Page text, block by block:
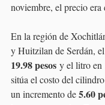
noviembre, el precio era
En la región de
y Huitzilan de Serdán,
19.98 pesos y el litro en
sitúa el costo del
un incremento de 5.60